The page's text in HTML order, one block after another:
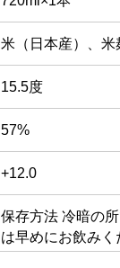
米（日本産）、米
15.5度
57%
+12.0
保存方法 冷暗の
は早めにお飲みく